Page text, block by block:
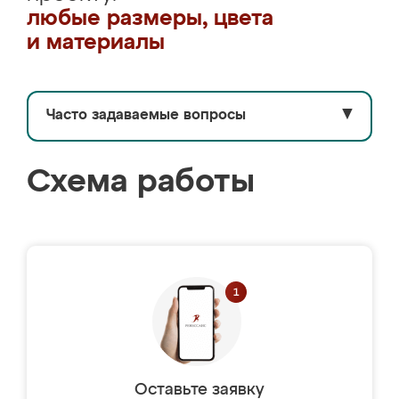
любые размеры, цвета
и материалы
Часто задаваемые вопросы ▼
Схема работы
Оставьте заявку